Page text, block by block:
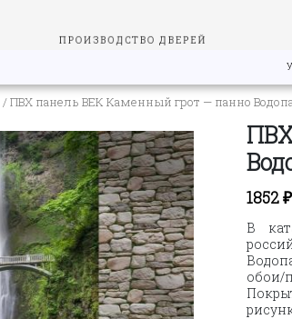
/ ПВХ панель ВЕК Каменный грот — панно
1852₽
В
обои/